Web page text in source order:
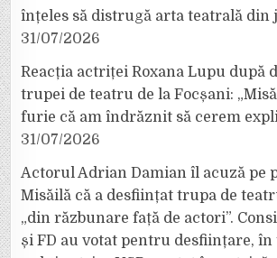
înțeles să distrugă arta teatrală din
31/07/2026
Reacția actriței Roxana Lupu după
trupei de teatru de la Focșani:
furie că am îndrăznit să cerem
31/07/2026
Actorul Adrian Damian îl acuză pe
Misăilă că a desființat trupa de
„din răzbunare față de actori”.
și FD au votat pentru desființare, în